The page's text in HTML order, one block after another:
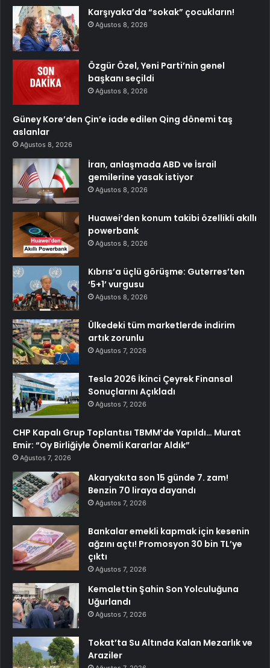
Karşıyaka’da “sokak” çocukların!
Ağustos 8, 2026
Özgür Özel, Yeni Parti’nin genel
başkanı seçildi
Ağustos 8, 2026
Güney Kore’den Çin’e iade edilen Qing dönemi taş
aslanlar
Ağustos 8, 2026
İran, anlaşmada ABD ve İsrail
gemilerine yasak istiyor
Ağustos 8, 2026
Huawei’den konum takibi özellikli akıllı
powerbank
Ağustos 8, 2026
Kıbrıs’a üçlü görüşme: Guterres’ten
‘5+1’ vurgusu
Ağustos 8, 2026
Ülkedeki tüm marketlerde indirim
artık zorunlu
Ağustos 7, 2026
Tesla 2026 İkinci Çeyrek Finansal
Sonuçlarını Açıkladı
Ağustos 7, 2026
CHP Kapalı Grup Toplantısı TBMM’de Yapıldı… Murat
Emir: “Oy Birliğiyle Önemli Kararlar Aldık”
Ağustos 7, 2026
Akaryakıta son 15 günde 7. zam!
Benzin 70 liraya dayandı
Ağustos 7, 2026
Bankalar emekli kapmak için kesenin
ağzını açtı! Promosyon 30 bin TL’ye
çıktı
Ağustos 7, 2026
Kemalettin Şahin Son Yolculuğuna
Uğurlandı
Ağustos 7, 2026
Tokat’ta Su Altında Kalan Mezarlık ve
Araziler